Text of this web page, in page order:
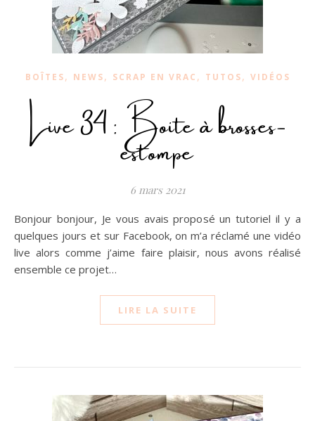
BOÎTES, NEWS, SCRAP EN VRAC , TUTOS, VIDÉOS
Live 34 : Boite à brosses-
estompe
6 mars 2021
Bonjour bonjour, Je vous avais proposé un tutoriel il y a
quelques jours et sur Facebook, on m’a réclamé une vidéo
live alors comme j’aime faire plaisir, nous avons réalisé
ensemble ce projet…
LIRE LA SUITE